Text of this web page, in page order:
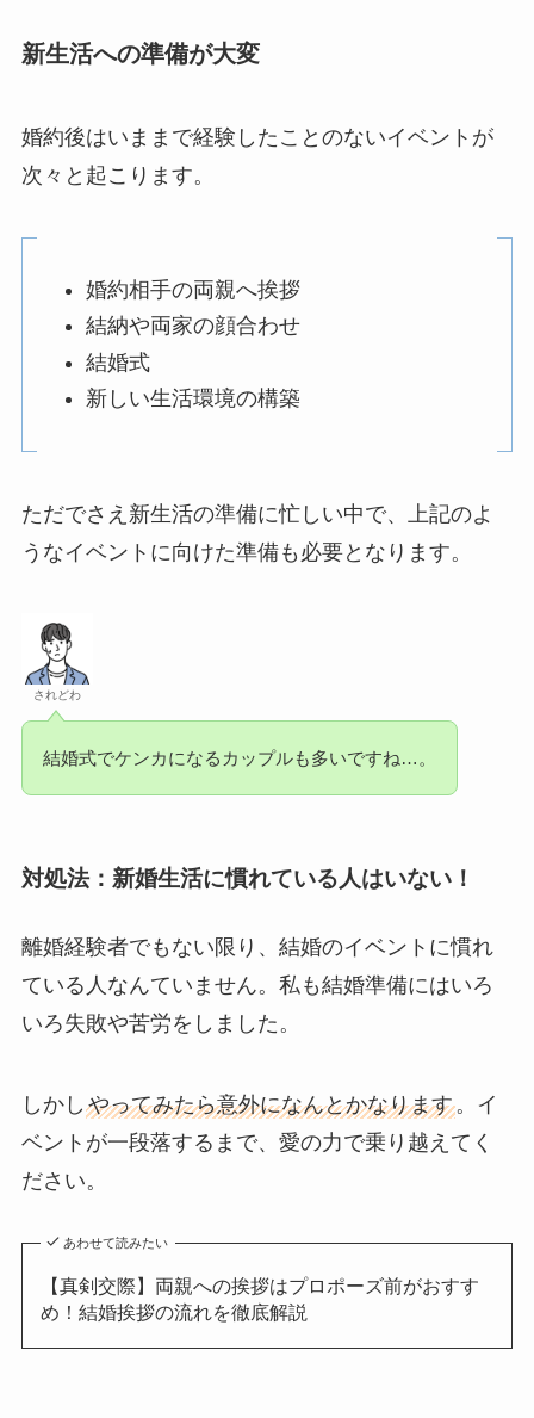
新生活への準備が大変
婚約後はいままで経験したことのないイベントが
次々と起こります。
婚約相手の両親へ挨拶
結納や両家の顔合わせ
結婚式
新しい生活環境の構築
ただでさえ新生活の準備に忙しい中で、上記のよ
うなイベントに向けた準備も必要となります。
されどわ
結婚式でケンカになるカップルも多いですね…。
対処法：新婚生活に慣れている人はいない！
離婚経験者でもない限り、結婚のイベントに慣れ
ている人なんていません。私も結婚準備にはいろ
いろ失敗や苦労をしました。
しかし やってみたら意外になんとかなります。イ
ベントが一段落するまで、愛の力で乗り越えてく
ださい。
あわせて読みたい
【真剣交際】両親への挨拶はプロポーズ前がおすす
め！結婚挨拶の流れを徹底解説